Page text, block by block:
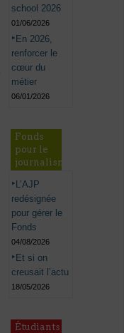
school 2026
01/06/2026
En 2026,
renforcer le
cœur du
métier
06/01/2026
Fonds
pour le
journalisme
L’AJP
redésignée
pour gérer le
Fonds
04/08/2026
Et si on
creusait l’actu
18/05/2026
Étudiants